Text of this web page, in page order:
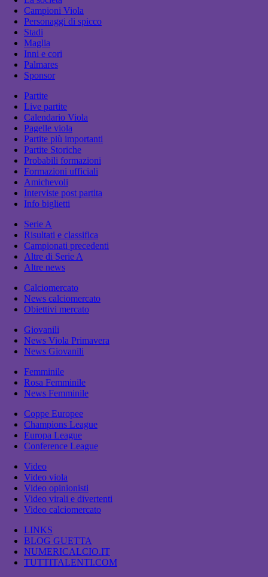
Campioni Viola
Personaggi di spicco
Stadi
Maglia
Inni e cori
Palmares
Sponsor
Partite
Live partite
Calendario Viola
Pagelle viola
Partite più importanti
Partite Storiche
Probabili formazioni
Formazioni ufficiali
Amichevoli
Interviste post partita
Info biglietti
Serie A
Risultati e classifica
Campionati precedenti
Altre di Serie A
Altre news
Calciomercato
News calciomercato
Obiettivi mercato
Giovanili
News Viola Primavera
News Giovanili
Femminile
Rosa Femminile
News Femminile
Coppe Europee
Champions League
Europa League
Conference League
Video
Video viola
Video opinionisti
Video virali e divertenti
Video calciomercato
LINKS
BLOG GUETTA
NUMERICALCIO.IT
TUTTITALENTI.COM